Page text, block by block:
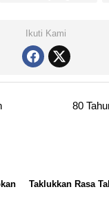
Ikuti Kami
80
Taklukkan Rasa